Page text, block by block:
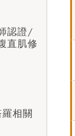
認證/
直肌修
相關